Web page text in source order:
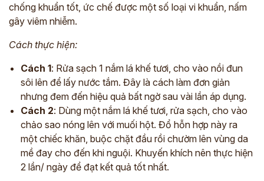
chống khuẩn tốt, ức chế được một số loại vi khuẩn, nấm
gây viêm nhiễm.
Cách thực hiện:
Cách 1: Rửa sạch 1 nắm lá khế tươi, cho vào nồi đun
sôi lên để lấy nước tắm. Đây là cách làm đơn giản
nhưng đem đến hiệu quả bất ngờ sau vài lần áp dụng.
Cách 2: Dùng một nắm lá khế tươi, rửa sạch, cho vào
chảo sao nóng lên với muối hột. Đổ hỗn hợp này ra
một chiếc khăn, buộc chặt đầu rồi chườm lên vùng da
mề đay cho đến khi nguội. Khuyến khích nên thực hiện
2 lần/ ngày để đạt kết quả tốt nhất.